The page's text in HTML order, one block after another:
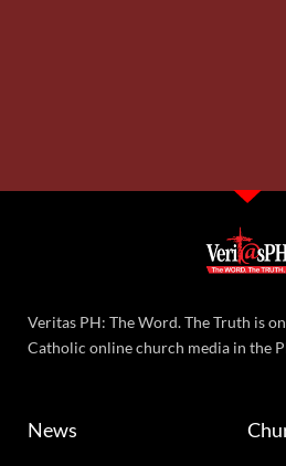
Veritas PH: The Word. The Truth is
Catholic online church media in the
News